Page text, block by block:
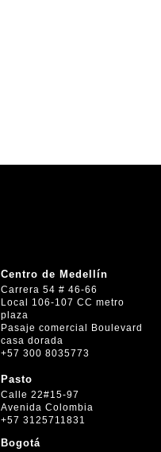
Centro de Medellín
Carrera 54 # 46-66
Local 106-107 CC metro
plaza
Pasaje comercial Boulevard
casa dorada
+57 300 8035773
Pasto
Calle 22#15-97
Avenida Colombia
+57 3125711831
Bogotá